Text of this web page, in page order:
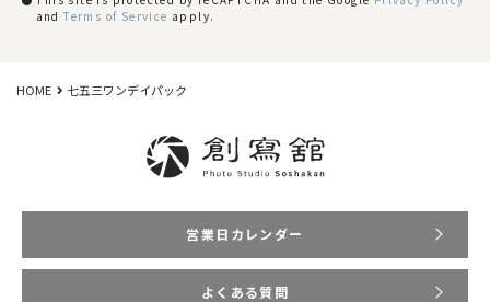
andTerms of Service apply.
HOME 七五三ワンデイパック
営業日カレンダー
よくある質問